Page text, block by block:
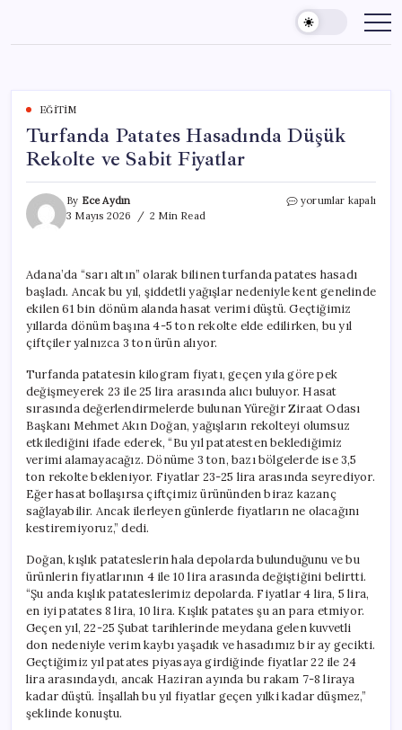
content
EĞITIM
Turfanda Patates Hasadında Düşük
Rekolte ve Sabit Fiyatlar
By Ece Aydın
3 Mayıs 2026
2 Min Read
Turfanda
ve
Sabit
Fiyatlar
için
yorumlar kapalı
Adana’da “sarı altın” olarak bilinen turfanda patates hasadı
başladı. Ancak bu yıl, şiddetli yağışlar nedeniyle kent genelinde
ekilen 61 bin dönüm alanda hasat verimi düştü. Geçtiğimiz
yıllarda dönüm başına 4-5 ton rekolte elde edilirken, bu yıl
çiftçiler yalnızca 3 ton ürün alıyor.
Turfanda patatesin kilogram fiyatı, geçen yıla göre pek
değişmeyerek 23 ile 25 lira arasında alıcı buluyor. Hasat
sırasında değerlendirmelerde bulunan Yüreğir Ziraat Odası
Başkanı Mehmet Akın Doğan, yağışların rekolteyi olumsuz
etkilediğini ifade ederek, “Bu yıl patatesten beklediğimiz
verimi alamayacağız. Dönüme 3 ton, bazı bölgelerde ise 3,5
ton rekolte bekleniyor. Fiyatlar 23-25 lira arasında seyrediyor.
Eğer hasat bollaşırsa çiftçimiz ürününden biraz kazanç
sağlayabilir. Ancak ilerleyen günlerde fiyatların ne olacağını
kestiremiyoruz,” dedi.
Doğan, kışlık patateslerin hala depolarda bulunduğunu ve bu
ürünlerin fiyatlarının 4 ile 10 lira arasında değiştiğini belirtti.
“Şu anda kışlık patateslerimiz depolarda. Fiyatlar 4 lira, 5 lira,
en iyi patates 8 lira, 10 lira. Kışlık patates şu an para etmiyor.
Geçen yıl, 22-25 Şubat tarihlerinde meydana gelen kuvvetli
don nedeniyle verim kaybı yaşadık ve hasadımız bir ay gecikti.
Geçtiğimiz yıl patates piyasaya girdiğinde fiyatlar 22 ile 24
lira arasındaydı, ancak Haziran ayında bu rakam 7-8 liraya
kadar düştü. İnşallah bu yıl fiyatlar geçen yılki kadar düşmez,”
şeklinde konuştu.